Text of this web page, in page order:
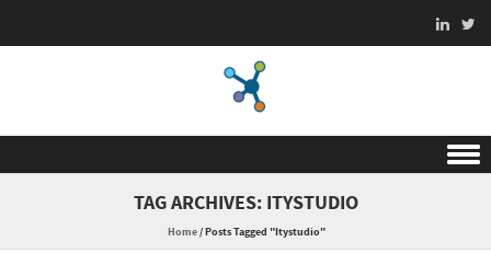
TAG ARCHIVES: ITYSTUDIO
Home/Posts Tagged "Itystudio"